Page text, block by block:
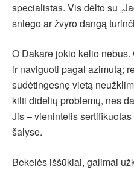
specialistas. Vis dėlto su
sniego ar žvyro dangą
O Dakare jokio kelio
ir naviguoti pagal azimutą;
sudėtingesnę vietą
kilti didelių problemų, nes
Jis – vienintelis
šalyse.
Bekelės iššūkiai, galimai